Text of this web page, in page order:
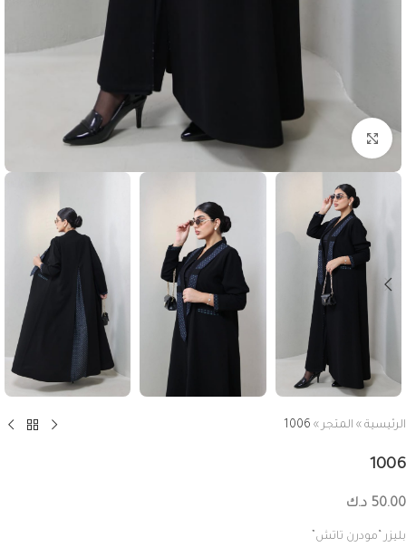
اضغط للتكبير
الرئيسية » المتجر »
1006
1006
50.00 د.ك
بليزر “مودرن تاتش”